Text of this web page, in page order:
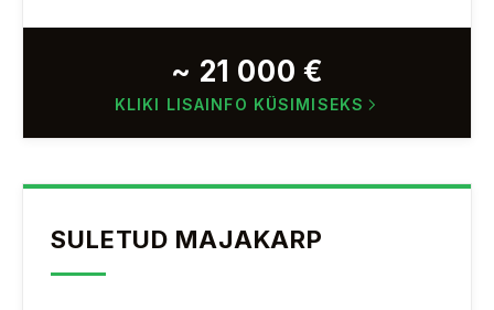
~ 21 000 €
KLIKI LISAINFO KÜSIMISEKS
SULETUD MAJAKARP